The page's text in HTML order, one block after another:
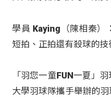
學員 Kaying（陳相秦）
短拍、正拍還有殺球的技
「羽您一童FUN一夏」
大學羽球隊攜手舉辦的